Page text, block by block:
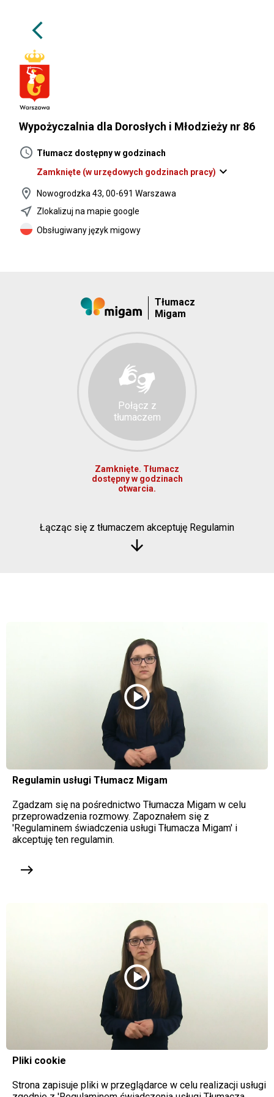
arrow_back_ios
Wypożyczalnia dla Dorosłych i Młodzieży nr 86
schedule Tłumacz dostępny w godzinach
Zamknięte (w urzędowych godzinach pracy) expand_more
location_on
Nowogrodzka 43, 00-691 Warszawa
near_me Zlokalizuj na mapie google
Obsługiwany język migowy
Tłumacz
Migam
Połącz z
tłumaczem
Zamknięte. Tłumacz
dostępny w godzinach
otwarcia.
Łącząc się z tłumaczem akceptuję Regulamin
arrow_downward
play_circle
Regulamin usługi Tłumacz Migam
Zgadzam się na pośrednictwo Tłumacza Migam w celu
przeprowadzenia rozmowy. Zapoznałem się z
'Regulaminem świadczenia usługi Tłumacza Migam' i
akceptuję ten regulamin.
east
play_circle
Pliki cookie
Strona zapisuje pliki w przeglądarce w celu realizacji usługi